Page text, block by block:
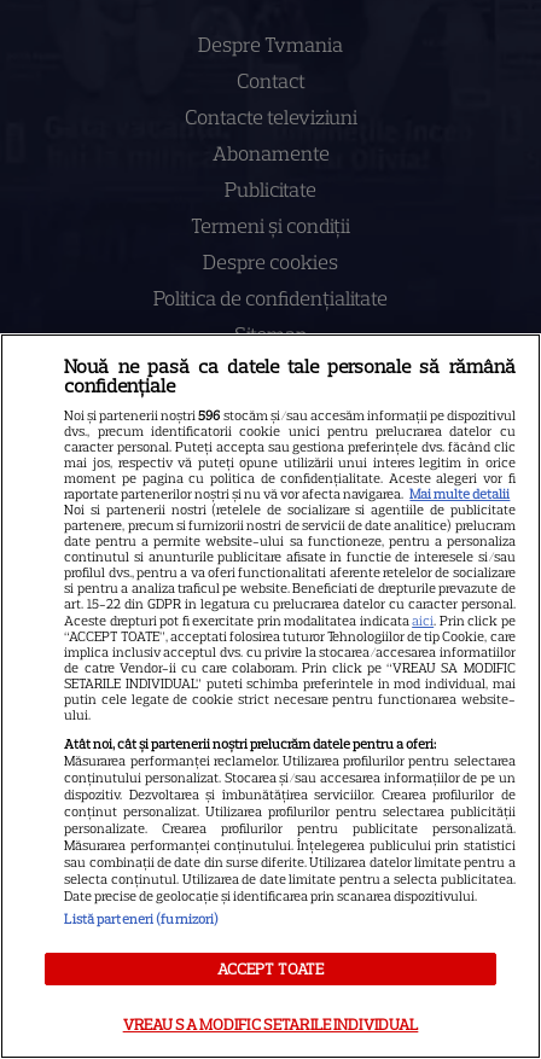
Despre Tvmania
Contact
Contacte televiziuni
Abonamente
Publicitate
Termeni și condiții
Despre cookies
Politica de confidenţialitate
Sitemap
NUMĂRUL CURENT
ABONEAZA-TE LA REVISTĂ
Libertatea
Libertatea pentru femei
GSP
Știri mondene
Avantaje
Elle
Unica
Retete practice
URMĂREȘTE-NE PE
Nouă ne pasă ca datele tale personale să rămână
confidențiale
Noi și partenerii noștri596 stocăm și/sau accesăm informații pe dispozitivul
dvs., precum identificatorii cookie unici pentru prelucrarea datelor cu
caracter personal. Puteți accepta sau gestiona preferințele dvs. făcând clic
mai jos, respectiv vă puteți opune utilizării unui interes legitim în orice
moment pe pagina cu politica de confidențialitate. Aceste alegeri vor fi
raportate partenerilor noștri și nu vă vor afecta navigarea. Mai multe detalii
Noi si partenerii nostri (retelele de socializare si agentiile de publicitate
partenere, precum si furnizorii nostri de servicii de date analitice) prelucram
date pentru a permite website-ului sa functioneze, pentru a personaliza
continutul si anunturile publicitare afisate in functie de interesele si/sau
profilul dvs., pentru a va oferi functionalitati aferente retelelor de socializare
si pentru a analiza traficul pe website. Beneficiati de drepturile prevazute de
art. 15-22 din GDPR in legatura cu prelucrarea datelor cu caracter personal.
Aceste drepturi pot fi exercitate prin modalitatea indicataaici. Prin click pe
“ACCEPT TOATE”, acceptati folosirea tuturor Tehnologiilor de tip Cookie, care
implica inclusiv acceptul dvs. cu privire la stocarea/accesarea informatiilor
de catre Vendor-ii cu care colaboram. Prin click pe “VREAU SA MODIFIC
SETARILE INDIVIDUAL” puteti schimba preferintele in mod individual, mai
putin cele legate de cookie strict necesare pentru functionarea website-
ului.
Atât noi, cât și partenerii noștri prelucrăm datele pentru a oferi:
Măsurarea performanței reclamelor. Utilizarea profilurilor pentru selectarea
conținutului personalizat. Stocarea și/sau accesarea informațiilor de pe un
dispozitiv. Dezvoltarea și îmbunătățirea serviciilor. Crearea profilurilor de
conținut personalizat. Utilizarea profilurilor pentru selectarea publicității
personalizate. Crearea profilurilor pentru publicitate personalizată.
Măsurarea performanței conținutului. Înțelegerea publicului prin statistici
sau combinații de date din surse diferite. Utilizarea datelor limitate pentru a
selecta conținutul. Utilizarea de date limitate pentru a selecta publicitatea.
Date precise de geolocație și identificarea prin scanarea dispozitivului.
Listă parteneri (furnizori)
ACCEPT TOATE
VREAU SA MODIFIC SETARILE INDIVIDUAL